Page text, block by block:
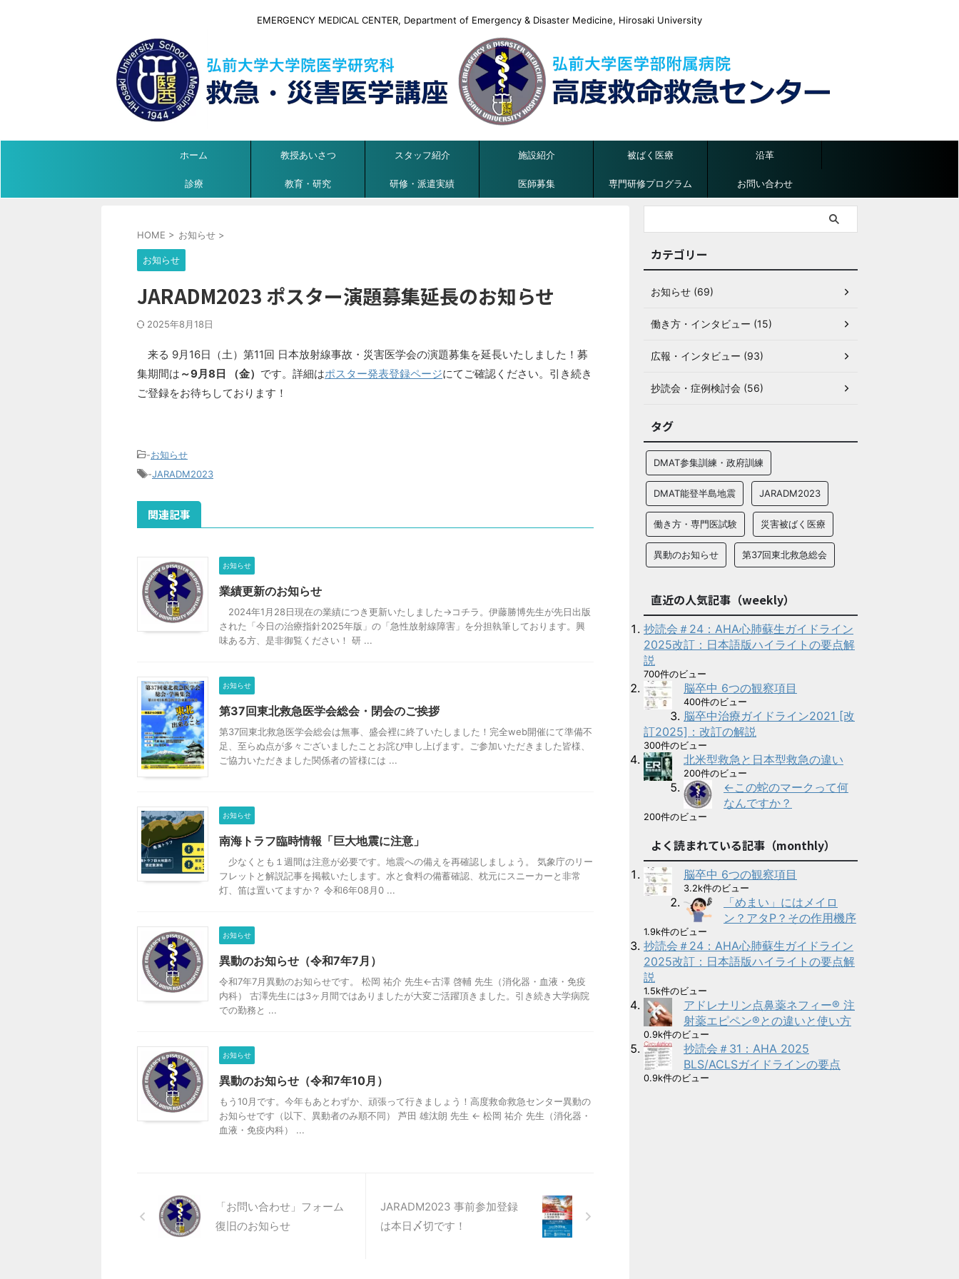
EMERGENCY MEDICAL CENTER, Department of Emergency & Disaster Medicine, Hirosaki University
ホーム 教授あいさつ スタッフ紹介 施設紹介 被ばく医療 沿革
診療 教育・研究 研修・派遣実績 医師募集 専門研修プログラム お問い合わせ
HOME > お知らせ >
お知らせ
JARADM2023 ポスター演題募集延長のお知らせ
2025年8月18日
来る 9月16日（土）第11回 日本放射線事故・災害医学会の演題募集を延長いたしました！募
集期間は ～9月8日 （金） です。詳細はポスター発表登録ページにてご確認ください。引き続き
ご登録をお待ちしております！
-お知らせ
-JARADM2023
関連記事
お知らせ
業績更新のお知らせ
2024年1月28日現在の業績につき更新いたしました→コチラ。伊藤勝博先生が先日出版
された「今日の治療指針2025年版」の「急性放射線障害」を分担執筆しております。興
味ある方、是非御覧ください！ 研 ...
お知らせ
第37回東北救急医学会総会・閉会のご挨拶
第37回東北救急医学会総会は無事、盛会裡に終了いたしました！完全web開催にて準備不
足、至らぬ点が多々ございましたことお詫び申し上げます。ご参加いただきました皆様、
ご協力いただきました関係者の皆様には ...
お知らせ
南海トラフ臨時情報「巨大地震に注意」
少なくとも１週間は注意が必要です。地震への備えを再確認しましょう。 気象庁のリー
フレットと解説記事を掲載いたします。水と食料の備蓄確認、枕元にスニーカーと非常
灯、笛は置いてますか？ 令和6年08月0 ...
お知らせ
異動のお知らせ（令和7年7月）
令和7年7月異動のお知らせです。 松岡 祐介 先生←古澤 啓輔 先生（消化器・血液・免疫
内科） 古澤先生には3ヶ月間ではありましたが大変ご活躍頂きました。引き続き大学病院
での勤務と ...
お知らせ
異動のお知らせ（令和7年10月）
もう10月です。今年もあとわずか、頑張って行きましょう！高度救命救急センター異動の
お知らせです（以下、異動者のみ順不同） 芦田 雄汰朗 先生 ← 松岡 祐介 先生（消化器・
血液・免疫内科） ...
「お問い合わせ」フォーム
復旧のお知らせ
JARADM2023 事前参加登録
は本日〆切です！
カテゴリー
お知らせ (69)
働き方・インタビュー (15)
広報・インタビュー (93)
抄読会・症例検討会 (56)
タグ
DMAT参集訓練・政府訓練
DMAT能登半島地震 JARADM2023
働き方・専門医試験 災害被ばく医療
異動のお知らせ 第37回東北救急総会
直近の人気記事（weekly）
抄読会＃24：AHA心肺蘇生ガイドライン
2025改訂：日本語版ハイライトの要点解
説
700件のビュー
脳卒中 6つの観察項目
400件のビュー
脳卒中治療ガイドライン2021 [改
訂2025]：改訂の解説
300件のビュー
北米型救急と日本型救急の違い
200件のビュー
←この蛇のマークって何
なんですか？
200件のビュー
よく読まれている記事（monthly）
脳卒中 6つの観察項目
3.2k件のビュー
「めまい」にはメイロ
ン？アタP？その作用機序
1.9k件のビュー
抄読会＃24：AHA心肺蘇生ガイドライン
2025改訂：日本語版ハイライトの要点解
説
1.5k件のビュー
アドレナリン点鼻薬ネフィー® 注
射薬エピペン®との違いと使い方
0.9k件のビュー
抄読会＃31：AHA 2025
BLS/ACLSガイドラインの要点
0.9k件のビュー